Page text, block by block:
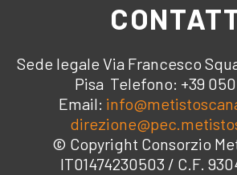
Sede legale Via Francesco
Pisa Telefono: +39 050
Email:
© Copyright Consorzio
IT01474230503 / C.F.